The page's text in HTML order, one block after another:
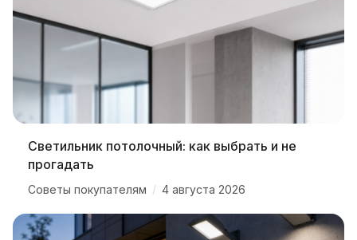
Светильник потолочный: как выбрать и не
прогадать
Советы покупателям / 4 августа 2026